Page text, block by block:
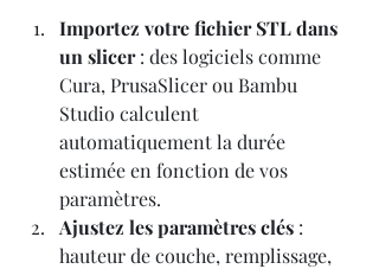
Importez votre fichier STL dans
un slicer : des logiciels comme
Cura, PrusaSlicer ou Bambu
Studio calculent
automatiquement la durée
estimée en fonction de vos
paramètres.
Ajustez les paramètres clés :
hauteur de couche, remplissage,